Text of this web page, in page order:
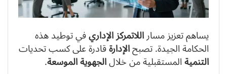
يساهم تعزيز مساراللاتمركز الإداريفي توطيد هذه
الحكامة الجيدة. تصبحالإدارةقادرة على كسب تحديات
التنميةالمستقبلية من خلالالجهوية الموسعة.